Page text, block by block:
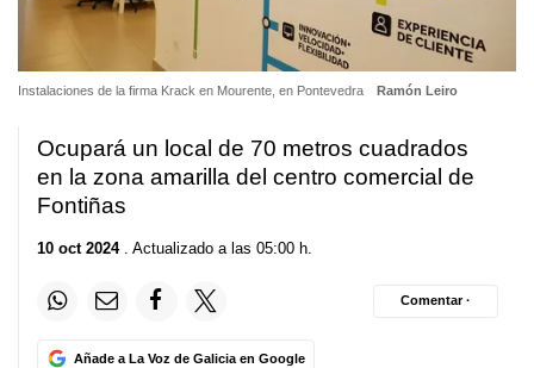
Instalaciones de la firma Krack en Mourente, en Pontevedra Ramón Leiro
Ocupará un local de 70 metros cuadrados
en la zona amarilla del centro comercial de
Fontiñas
10 oct 2024. Actualizado a las 05:00 h.
Añade a La Voz de Galicia en Google
Comentar ·